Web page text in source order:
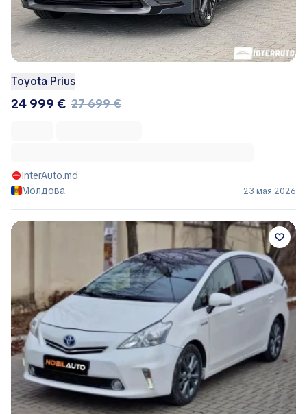
Toyota Prius
24 999 € 27 699 €
InterAuto.md
Молдова
23 мая 2026